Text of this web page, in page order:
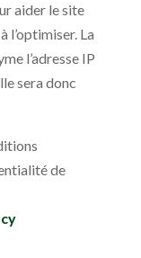
aider le site
l’optimiser. La
l’adresse IP
sera donc
de